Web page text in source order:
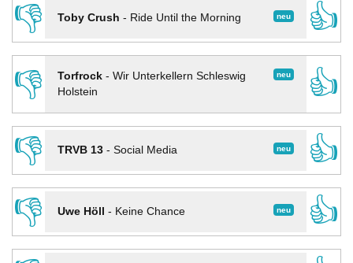
👎
neu
Toby Crush - Ride Until the Morning
👍
👎
neu
Torfrock- Wir Unterkellern Schleswig
Holstein
👍
👎
neu
TRVB 13- Social Media
👍
👎
neu
Uwe Höll - Keine Chance
👍